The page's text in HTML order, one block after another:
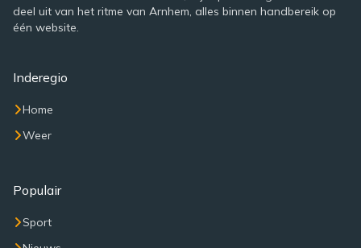
deel uit van het ritme van Arnhem, alles binnen handbereik op
één website.
Inderegio
Home
Weer
Populair
Sport